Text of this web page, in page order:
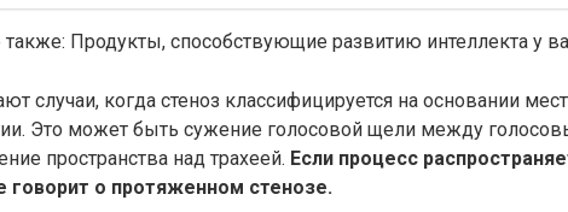
также: Продукты, способствующие развитию интеллекта у
случаи, когда стеноз классифицируется на основании
Это может быть сужение голосовой щели между
пространства над трахеей. Если процесс
говорит о протяженном стенозе.